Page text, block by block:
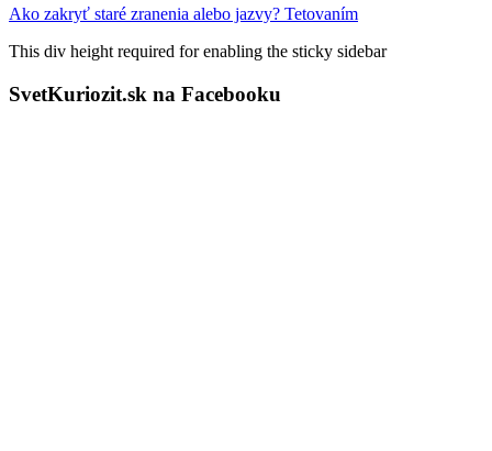
Ako zakryť staré zranenia alebo jazvy? Tetovaním
This div height required for enabling the sticky sidebar
SvetKuriozit.sk na Facebooku